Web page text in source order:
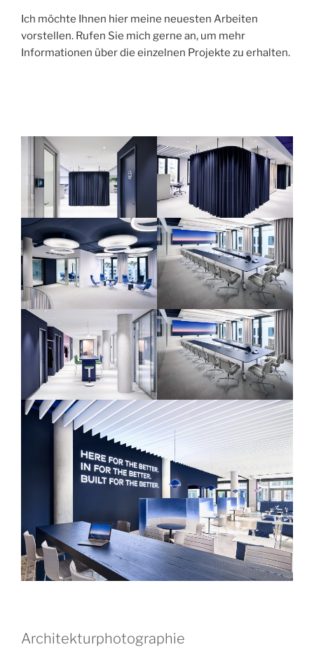
Ich möchte Ihnen hier meine neuesten Arbeiten
vorstellen. Rufen Sie mich gerne an, um mehr
Informationen über die einzelnen Projekte zu erhalten.
Architekturphotographie